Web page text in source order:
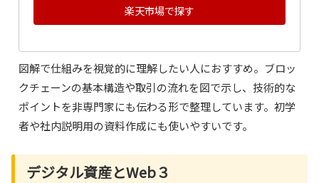
楽天市場で探す
図解で仕組みを視覚的に理解したい人におすすめ。ブロッ
クチェーンの基本構造や取引の流れを図で示し、技術的な
ポイントを非専門家にも伝わる形で整理しています。初学
者や社内説明用の資料作成にも使いやすいです。
デジタル資産とWeb３